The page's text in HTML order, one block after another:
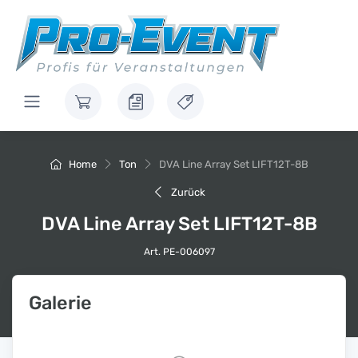
Home Ton DVA Line Array Set LIFT12T-8B
Zurück
DVA Line Array Set LIFT12T-8B
Art. PE-006097
Galerie